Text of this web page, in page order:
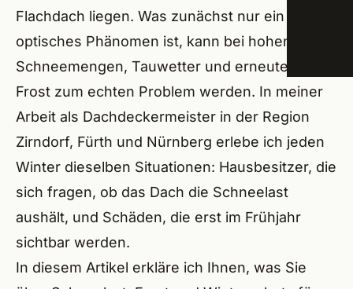
Flachdach liegen. Was zunächst nur ein
optisches Phänomen ist, kann bei hohen
Schneemengen, Tauwetter und erneutem
Frost zum echten Problem werden. In meiner
Arbeit als Dachdeckermeister in der Region
Zirndorf, Fürth und Nürnberg erlebe ich jeden
Winter dieselben Situationen: Hausbesitzer, die
sich fragen, ob das Dach die Schneelast
aushält, und Schäden, die erst im Frühjahr
sichtbar werden.
In diesem Artikel erkläre ich Ihnen, was Sie